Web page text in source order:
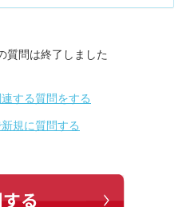
質問は終了しました
する質問をする
規に質問する